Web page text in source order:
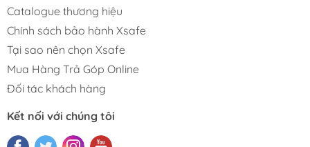
Catalogue thương hiệu
Chính sách bảo hành Xsafe
Tại sao nên chọn Xsafe
Mua Hàng Trả Góp Online
Đối tác khách hàng
Kết nối với chúng tôi